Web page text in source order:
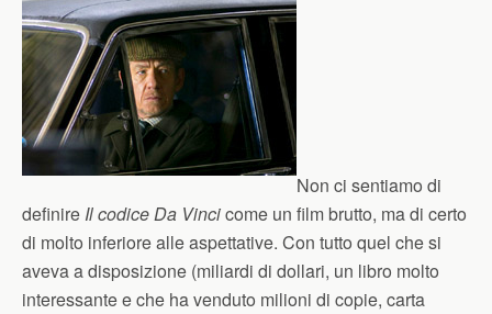
Non ci sentiamo di
definire Il codice Da Vincicome un film brutto, ma di certo
di molto inferiore alle aspettative. Con tutto quel che si
aveva a disposizione (miliardi di dollari, un libro molto
interessante e che ha venduto milioni di copie, carta